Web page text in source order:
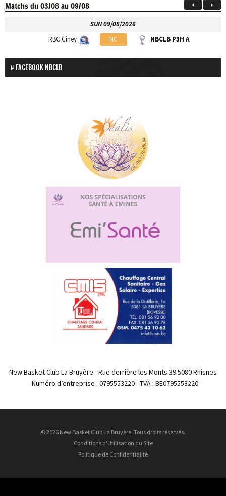
Matchsdu 03/08 au 09/08
SUN 09/08/2026
RBC Ciney
NC NBCLB P3H A
FACEBOOK NBCLB
New Basket Club La Bruyère - Rue derrière les Monts 39 5080 Rhisnes
- Numéro d’entreprise : 0795553220 - TVA : BE0795553220
© 2026 New Basket Club La Bruyère. Tous droits réservés.
Conditions d'Utilisation du Site
Politique de Confidentialité